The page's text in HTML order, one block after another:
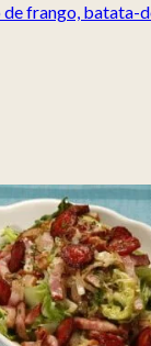
frango, batata-